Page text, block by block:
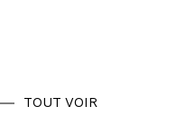
TOUT VOIR